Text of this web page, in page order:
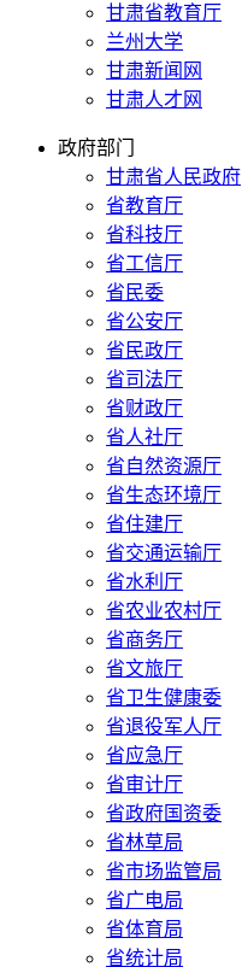
甘肃省教育厅
兰州大学
甘肃新闻网
甘肃人才网
政府部门
甘肃省人民政府
省教育厅
省科技厅
省工信厅
省民委
省公安厅
省民政厅
省司法厅
省财政厅
省人社厅
省自然资源厅
省生态环境厅
省住建厅
省交通运输厅
省水利厅
省农业农村厅
省商务厅
省文旅厅
省卫生健康委
省退役军人厅
省应急厅
省审计厅
省政府国资委
省林草局
省市场监管局
省广电局
省体育局
省统计局